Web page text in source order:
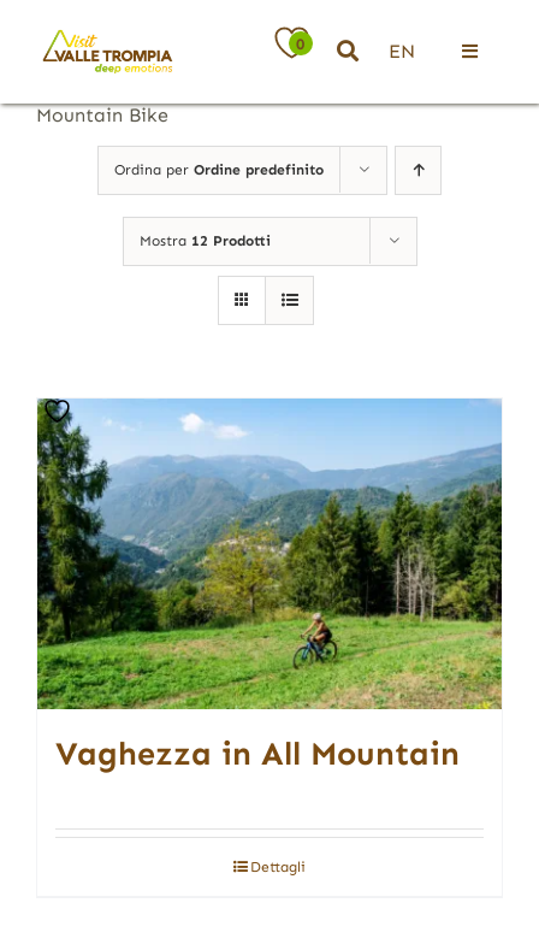
contenuto
0 EN
Toggle
Eventi
Mountain Bike
Ordina per Ordine predefinito
Mostra 12 Prodotti
Vaghezza in All Mountain
Dettagli